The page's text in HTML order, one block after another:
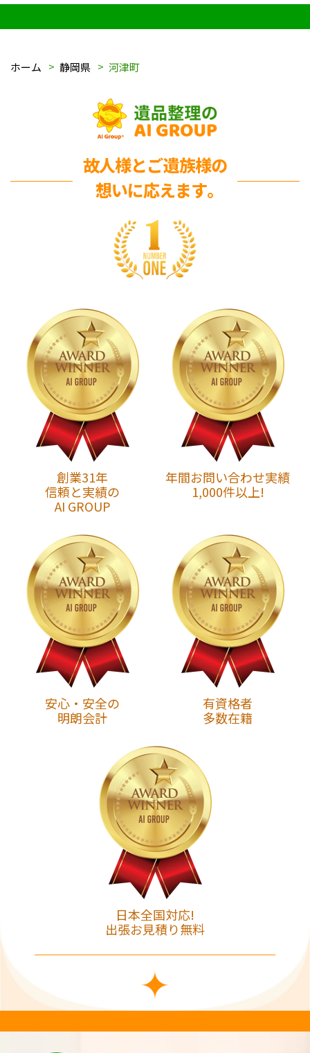
ホーム 静岡県 河津町
故人様とご遺族様の
想いに応えます｡
創業31年
信頼と実績の
AI GROUP
年間お問い合わせ実績
1,000件以上!
安心・安全の
明朗会計
有資格者
多数在籍
日本全国対応!
出張お見積り無料